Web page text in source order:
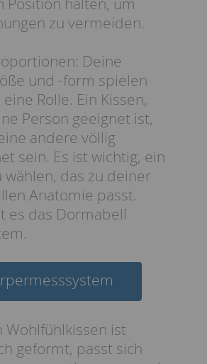
zu vermeiden.
Deine
und -form spielen
Rolle. Ein Kissen,
Person geeignet ist,
andere völlig
sein. Es ist wichtig, ein
wählen, das zu deiner
Anatomie passt.
es das Dormabell
Wohlfühlkissen ist
geformt, passt sich